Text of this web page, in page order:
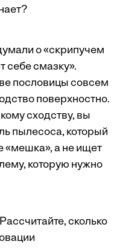
о «скрипучем
себе смазку».
пословицы совсем
поверхностно.
сходству, вы
пылесоса, который
«мешка», а не ищет
которую нужно
Рассчитайте, сколько